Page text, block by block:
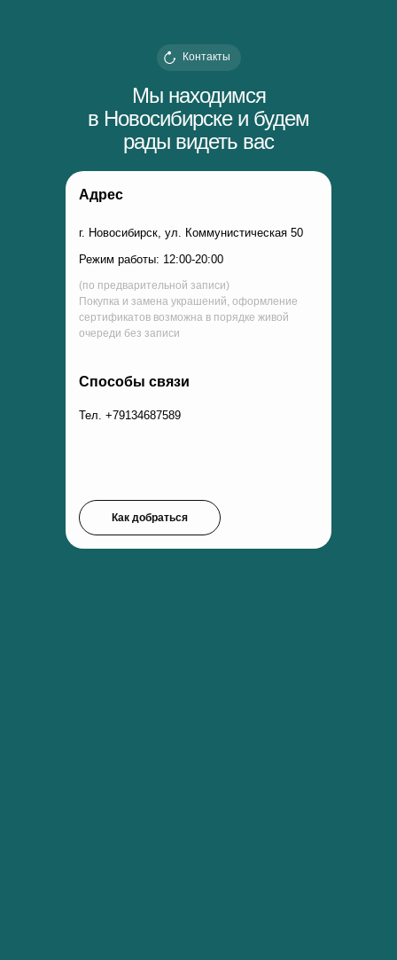
Мы находимся
в Новосибирске и будем
рады видеть вас
Контакты
Адрес
Способы связи
г. Новосибирск, ул. Коммунистическая 50
Тел. +79134687589
Режим работы: 12:00-20:00
(по предварительной записи)
Покупка и замена украшений, оформление
сертификатов возможна в порядке живой
очереди без записи
Как добраться